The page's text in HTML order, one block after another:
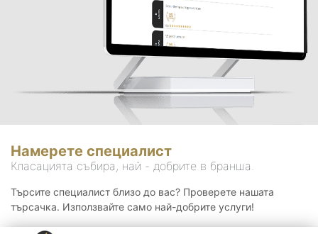
Намерете специалист
Класацията събира, най - добрите в бранша.
Търсите специалист близо до вас? Проверете нашата
търсачка. Използвайте само най-добрите услуги!